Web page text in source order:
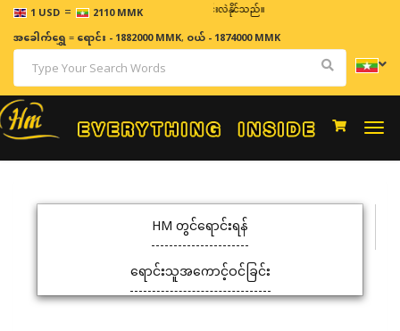
1 USD = 2110 MMK
ဈေးနှုန်းများသည် အချိန်နှင့် အမျှပြောင်းလဲနိုင်သည်။
အခေါက်ရွှေ=ရောင်း - 1882000 MMK, ဝယ် - 1874000 MMK
HM တွင်ရောင်းရန်
ရောင်းသူအကောင့်ဝင်ခြင်း